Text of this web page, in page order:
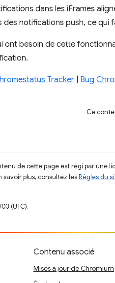
dans les iFrames
des notifications push, ce qui
ont besoin de cette
Tracker Bug
Ce
de cette page est régi par une
savoir plus, consultez lesRègles du
(UTC).
Contenu associé
Mises à jour de Chromium